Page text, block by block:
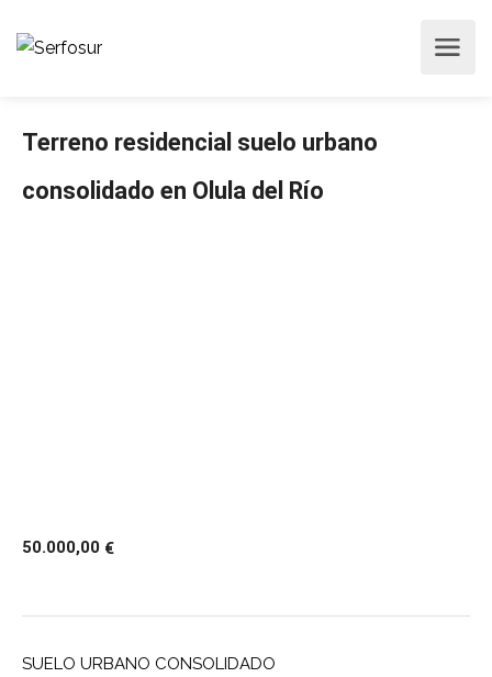
Terreno residencial suelo urbano
consolidado en Olula del Río
50.000,00 €
SUELO URBANO CONSOLIDADO